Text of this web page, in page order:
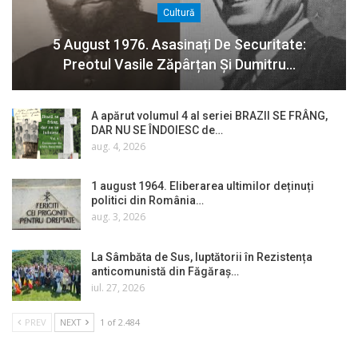
Cultură
5 August 1976. Asasinați De Securitate:
Preotul Vasile Zăpârțan Și Dumitru…
A apărut volumul 4 al seriei BRAZII SE FRÂNG,
DAR NU SE ÎNDOIESC de…
aug. 4, 2026
1 august 1964. Eliberarea ultimilor deținuți
politici din România…
aug. 3, 2026
La Sâmbăta de Sus, luptătorii în Rezistența
anticomunistă din Făgăraș…
iul. 27, 2026
PREV NEXT 1 of 2.484